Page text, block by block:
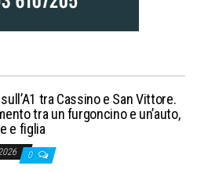
tra Cassino e San Vittore.
tra un furgoncino e un’auto,
e figlia
0